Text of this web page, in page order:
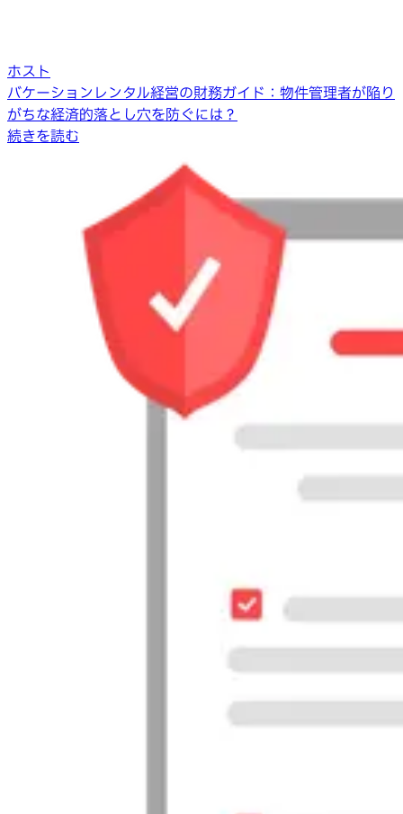
ホスト
バケーションレンタル経営の財務ガイド：物件管理者が陥り
がちな経済的落とし穴を防ぐには？
続きを読む